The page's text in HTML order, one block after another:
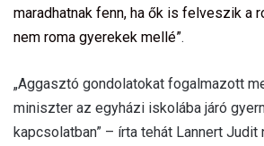
maradhatnak fenn, ha ők is felveszik a
nem roma gyerekek mellé”.
„Aggasztó gondolatokat fogalmazott
miniszter az egyházi iskolába járó
kapcsolatban” – írta tehát Lannert Judit